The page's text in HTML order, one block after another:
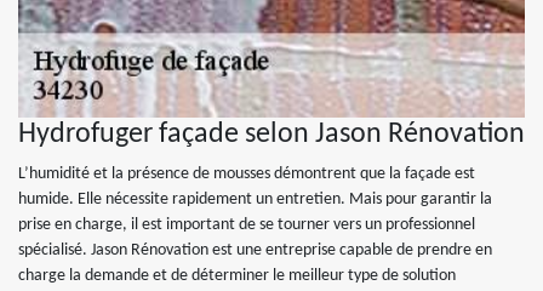
Hydrofuger façade selon Jason Rénovation
L’humidité et la présence de mousses démontrent que la façade est
humide. Elle nécessite rapidement un entretien. Mais pour garantir la
prise en charge, il est important de se tourner vers un professionnel
spécialisé. Jason Rénovation est une entreprise capable de prendre en
charge la demande et de déterminer le meilleur type de solution